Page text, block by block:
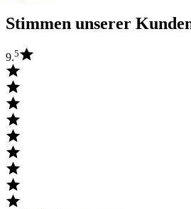
Stimmen unserer
9.5